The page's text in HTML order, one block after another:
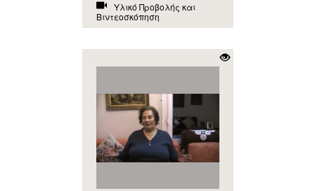
Υλικό Προβολής και
Βιντεοσκόπηση